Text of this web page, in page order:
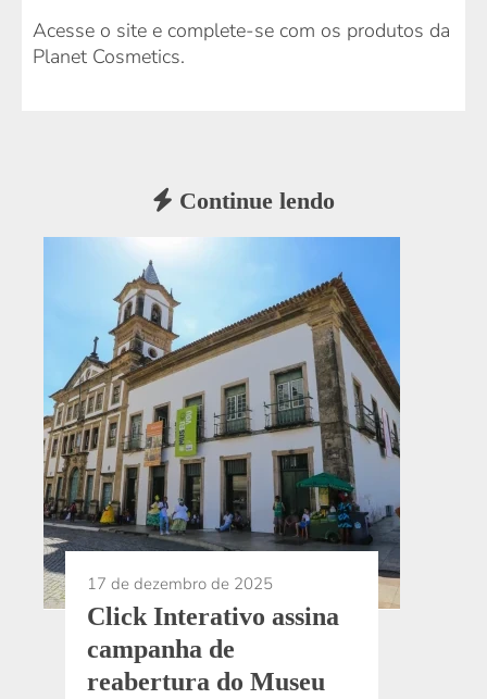
Acesse o site e complete-se com os produtos da
Planet Cosmetics.
Continue lendo
17 de dezembro de 2025
Click Interativo assina
campanha de
reabertura do Museu